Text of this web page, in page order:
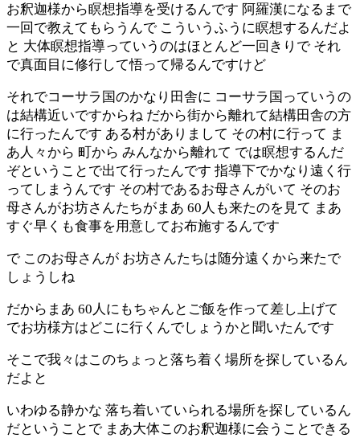
お釈迦様から瞑想指導を受けるんです 阿羅漢になるまで
一回で教えてもらうんで こういうふうに瞑想するんだよ
と 大体瞑想指導っていうのはほとんど一回きりで それ
で真面目に修行して悟って帰るんですけど
それでコーサラ国のかなり田舎に コーサラ国っていうの
は結構近いですからね だから街から離れて結構田舎の方
に行ったんです ある村がありまして その村に行って ま
あ人々から 町から みんなから離れて では瞑想するんだ
ぞということで出て行ったんです 指導下でかなり遠く行
ってしまうんです その村であるお母さんがいて そのお
母さんがお坊さんたちがまあ 60人も来たのを見て まあ
すぐ早くも食事を用意してお布施するんです
で このお母さんが お坊さんたちは随分遠くから来たで
しょうしね
だからまあ 60人にもちゃんとご飯を作って差し上げて
でお坊様方はどこに行くんでしょうかと聞いたんです
そこで我々はこのちょっと落ち着く場所を探しているん
だよと
いわゆる静かな 落ち着いていられる場所を探しているん
だということで まあ大体このお釈迦様に会うことできる